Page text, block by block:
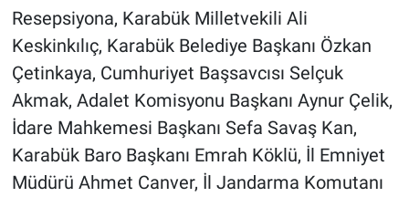
Resepsiyona, Karabük Milletvekili Ali
Keskinkılıç, Karabük Belediye Başkanı Özkan
Çetinkaya, Cumhuriyet Başsavcısı Selçuk
Akmak, Adalet Komisyonu Başkanı Aynur Çelik,
İdare Mahkemesi Başkanı Sefa Savaş Kan,
Karabük Baro Başkanı Emrah Köklü, İl Emniyet
Müdürü Ahmet Canver, İl Jandarma Komutanı